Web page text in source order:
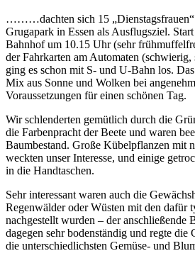
………dachten sich 15 „Dienstagsfrauen“
Grugapark in Essen als Ausflugsziel.
Bahnhof um 10.15 Uhr (sehr
der Fahrkarten am Automaten
ging es schon mit S- und U-Bahn los.
Mix aus Sonne und Wolken bei
Voraussetzungen für einen schönen Tag.
Wir schlenderten gemütlich durch die
die Farbenpracht der Beete und waren
Baumbestand. Große Kübelpflanzen mit
weckten unser Interesse, und einige
in die Handtaschen.
Sehr interessant waren auch die
Regenwälder oder Wüsten mit den dafür
nachgestellt wurden – der anschließende
dagegen sehr bodenständig und regte die
die unterschiedlichsten Gemüse- und